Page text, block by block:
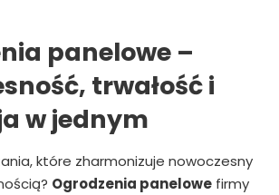
panelowe –
trwałość i
w jednym
które zharmonizuje nowoczesny
Ogrodzenia panelowefirmy